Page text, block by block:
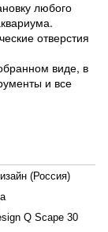
любого
отверстия
виде, в
и все
(Россия)
Q Scape 30